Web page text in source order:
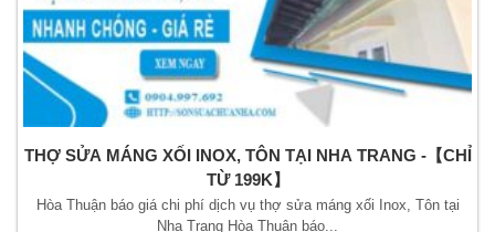
THỢ SỬA MÁNG XỐI INOX, TÔN TẠI NHA TRANG -【CHỈ
TỪ 199K】
Hòa Thuận báo giá chi phí dịch vụ thợ sửa máng xối Inox, Tôn tại
Nha Trang Hòa Thuận báo...